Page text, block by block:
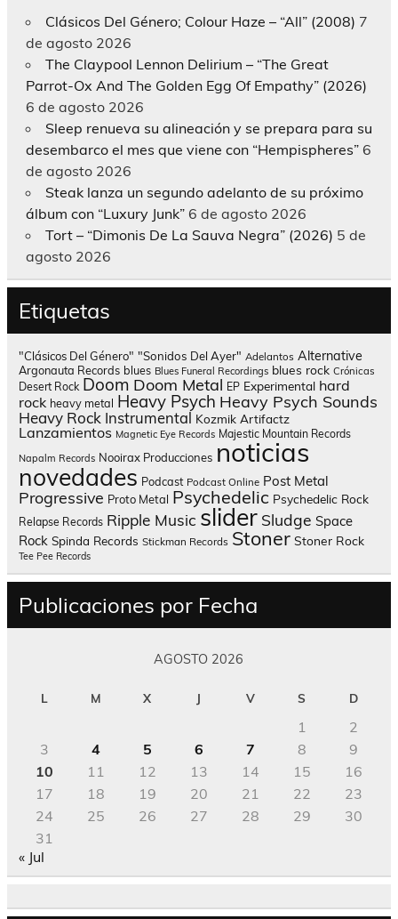
Clásicos Del Género; Colour Haze – “All” (2008) 7
de agosto 2026
The Claypool Lennon Delirium – “The Great
Parrot-Ox And The Golden Egg Of Empathy” (2026)
6 de agosto 2026
Sleep renueva su alineación y se prepara para su
desembarco el mes que viene con “Hempispheres” 6
de agosto 2026
Steak lanza un segundo adelanto de su próximo
álbum con “Luxury Junk” 6 de agosto 2026
Tort – “Dimonis De La Sauva Negra” (2026) 5 de
agosto 2026
Etiquetas
"Clásicos Del Género" "Sonidos Del Ayer" Adelantos Alternative
Argonauta Records blues Blues Funeral Recordings blues rock Crónicas
Desert Rock Doom Doom Metal EP Experimental hard
rock heavy metal Heavy Psych Heavy Psych Sounds
Heavy Rock Instrumental Kozmik Artifactz
Lanzamientos Magnetic Eye Records Majestic Mountain Records
Napalm Records Nooirax Producciones noticias
novedades Podcast Podcast Online Post Metal
Progressive Proto Metal Psychedelic Psychedelic Rock
Relapse Records Ripple Music slider Sludge Space
Rock Spinda Records Stickman Records Stoner Stoner Rock
Tee Pee Records
Publicaciones por Fecha
AGOSTO 2026
L M X J V S D
1
2
3
4 5 6 7 8
9
10
11 12 13 14 15
16
17
18 19 20 21 22
23
24
25 26 27 28 29
30
31
« Jul